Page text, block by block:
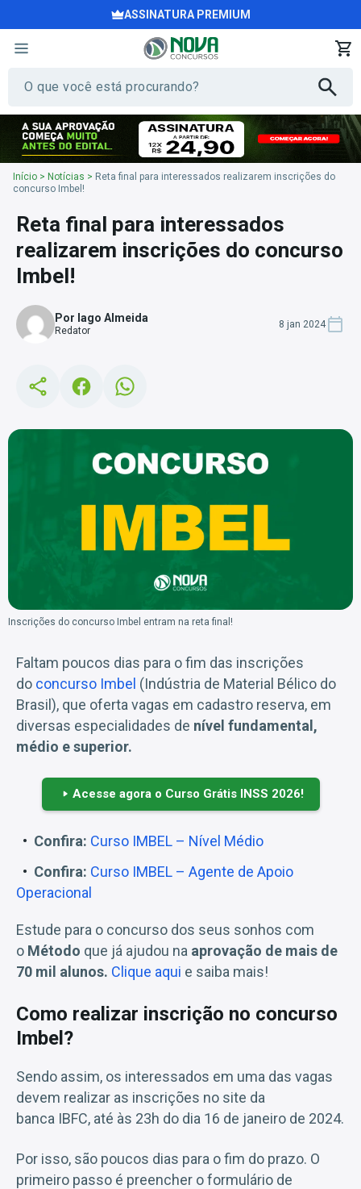
ASSINATURA PREMIUM
Início > Notícias > Reta final para interessados realizarem inscrições do
concurso Imbel!
Reta final para interessados
realizarem inscrições do concurso
Imbel!
Por Iago Almeida
Redator
8 jan 2024
Inscrições do concurso Imbel entram na reta final!
Faltam poucos dias para o fim das inscrições
do concurso Imbel (Indústria de Material Bélico do
Brasil), que oferta vagas em cadastro reserva, em
diversas especialidades de nível fundamental,
médio e superior.
Acesse agora o Curso Grátis INSS 2026!
Confira: Curso IMBEL – Nível Médio
Confira: Curso IMBEL – Agente de Apoio
Operacional
Estude para o concurso dos seus sonhos com
o Método que já ajudou na aprovação de mais de
70 mil alunos. Clique aqui e saiba mais!
Como realizar inscrição no concurso
Imbel?
Sendo assim, os interessados em uma das vagas
devem realizar as inscrições no site da
banca IBFC, até às 23h do dia 16 de janeiro de 2024.
Por isso, são poucos dias para o fim do prazo. O
primeiro passo é preencher o formulário de